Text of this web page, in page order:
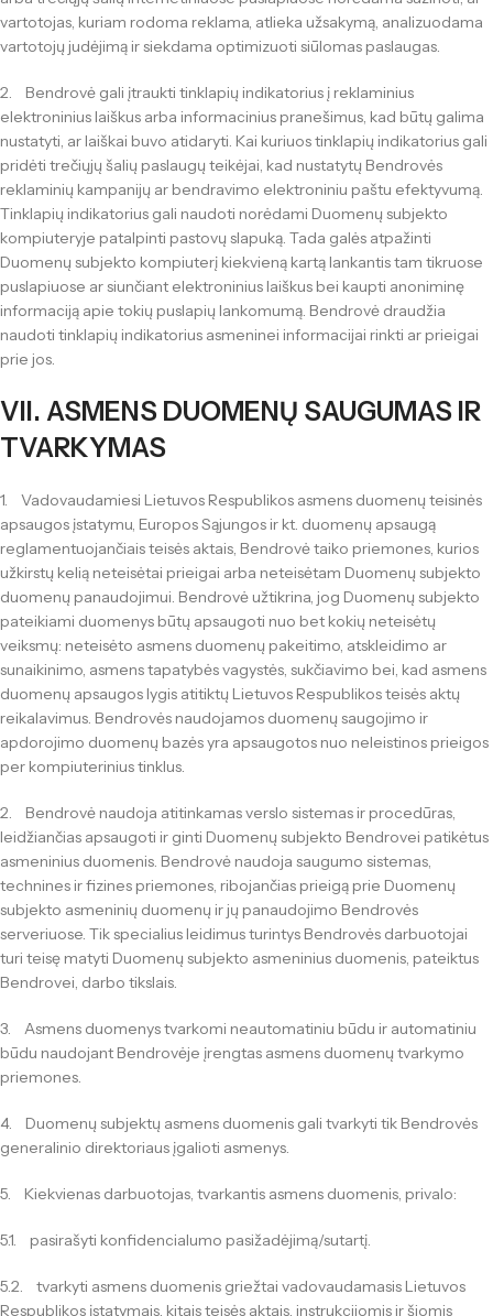
vartotojas, kuriam rodoma reklama, atlieka užsakymą, analizuodama
vartotojų judėjimą ir siekdama optimizuoti siūlomas paslaugas.
2. Bendrovė gali įtraukti tinklapių indikatorius į reklaminius
elektroninius laiškus arba informacinius pranešimus, kad būtų galima
nustatyti, ar laiškai buvo atidaryti. Kai kuriuos tinklapių indikatorius gali
pridėti trečiųjų šalių paslaugų teikėjai, kad nustatytų Bendrovės
reklaminių kampanijų ar bendravimo elektroniniu paštu efektyvumą.
Tinklapių indikatorius gali naudoti norėdami Duomenų subjekto
kompiuteryje patalpinti pastovų slapuką. Tada galės atpažinti
Duomenų subjekto kompiuterį kiekvieną kartą lankantis tam tikruose
puslapiuose ar siunčiant elektroninius laiškus bei kaupti anoniminę
informaciją apie tokių puslapių lankomumą. Bendrovė draudžia
naudoti tinklapių indikatorius asmeninei informacijai rinkti ar prieigai
prie jos.
VII. ASMENS DUOMENŲ SAUGUMAS IR
TVARKYMAS
1. Vadovaudamiesi Lietuvos Respublikos asmens duomenų teisinės
apsaugos įstatymu, Europos Sąjungos ir kt. duomenų apsaugą
reglamentuojančiais teisės aktais, Bendrovė taiko priemones, kurios
užkirstų kelią neteisėtai prieigai arba neteisėtam Duomenų subjekto
duomenų panaudojimui. Bendrovė užtikrina, jog Duomenų subjekto
pateikiami duomenys būtų apsaugoti nuo bet kokių neteisėtų
veiksmų: neteisėto asmens duomenų pakeitimo, atskleidimo ar
sunaikinimo, asmens tapatybės vagystės, sukčiavimo bei, kad asmens
duomenų apsaugos lygis atitiktų Lietuvos Respublikos teisės aktų
reikalavimus. Bendrovės naudojamos duomenų saugojimo ir
apdorojimo duomenų bazės yra apsaugotos nuo neleistinos prieigos
per kompiuterinius tinklus.
2. Bendrovė naudoja atitinkamas verslo sistemas ir procedūras,
leidžiančias apsaugoti ir ginti Duomenų subjekto Bendrovei patikėtus
asmeninius duomenis. Bendrovė naudoja saugumo sistemas,
technines ir fizines priemones, ribojančias prieigą prie Duomenų
subjekto asmeninių duomenų ir jų panaudojimo Bendrovės
serveriuose. Tik specialius leidimus turintys Bendrovės darbuotojai
turi teisę matyti Duomenų subjekto asmeninius duomenis, pateiktus
Bendrovei, darbo tikslais.
3. Asmens duomenys tvarkomi neautomatiniu būdu ir automatiniu
būdu naudojant Bendrovėje įrengtas asmens duomenų tvarkymo
priemones.
4. Duomenų subjektų asmens duomenis gali tvarkyti tik Bendrovės
generalinio direktoriaus įgalioti asmenys.
5. Kiekvienas darbuotojas, tvarkantis asmens duomenis, privalo:
5.1. pasirašyti konfidencialumo pasižadėjimą/sutartį.
5.2. tvarkyti asmens duomenis griežtai vadovaudamasis Lietuvos
Respublikos įstatymais, kitais teisės aktais, instrukcijomis ir šiomis